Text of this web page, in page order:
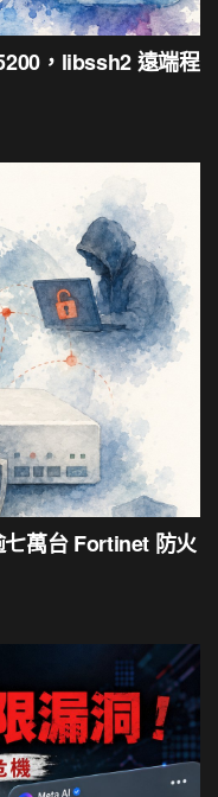
，libssh2 遠端程
萬台 Fortinet 防火